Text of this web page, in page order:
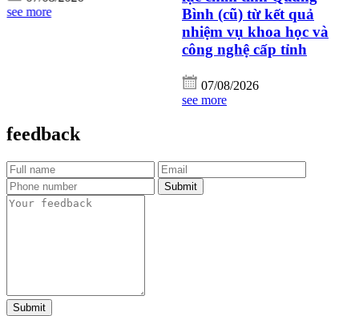
see more
Bình (cũ) từ kết quả
nhiệm vụ khoa học và
công nghệ cấp tỉnh
07/08/2026
see more
feedback
Submit
Submit